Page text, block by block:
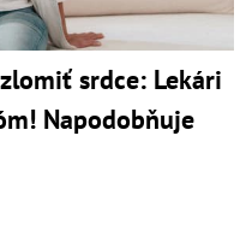
srdce: Lekári
Napodobňuje